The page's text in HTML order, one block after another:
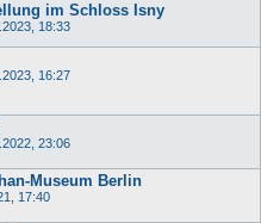
im Schloss Isny
18:33
16:27
23:06
Museum Berlin
17:40